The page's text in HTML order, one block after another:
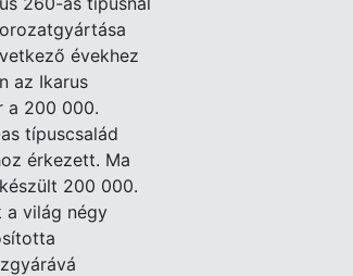
évekhez
az Ikarus
a 200 000.
típuscsalád
érkezett. Ma
200 000.
a világ négy